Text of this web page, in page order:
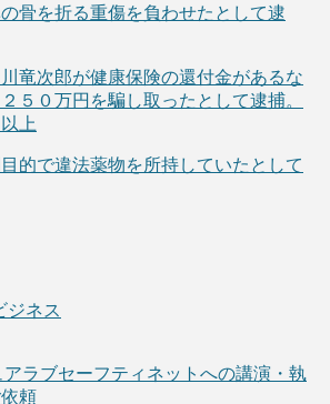
骨を折る重傷を負わせたとして逮
竜次郎が健康保険の還付金があるな
５０万円を騙し取ったとして逮捕。
上
的で違法薬物を所持していたとして
ジネス
ラブセーフティネットへの講演・執
頼